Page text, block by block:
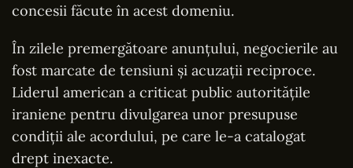
concesii făcute în acest domeniu.
În zilele premergătoare anunțului, negocierile au
fost marcate de tensiuni și acuzații reciproce.
Liderul american a criticat public autoritățile
iraniene pentru divulgarea unor presupuse
condiții ale acordului, pe care le-a catalogat
drept inexacte.